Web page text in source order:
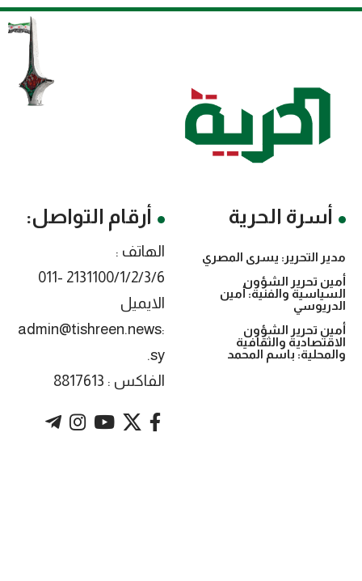
أسرة الحرية
مدير التحرير: يسرى المصري
أمين تحرير الشؤون
السياسية والفنية: أمين
الدريوسي
أمين تحرير الشؤون
الاقتصادية والثقافية
والمحلية: باسم المحمد
أرقام التواصل:
الهاتف :
2131100/1/2/3/6 -011
الايميل
:admin@tishreen.news
.sy
الفاكس : 8817613